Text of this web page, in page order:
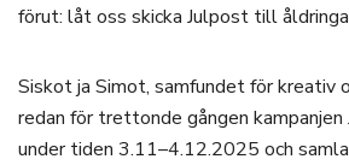
förut: låt oss skicka Julpost till
Siskot ja Simot, samfundet för kreativ
redan för trettonde gången
under tiden 3.11–4.12.2025 och